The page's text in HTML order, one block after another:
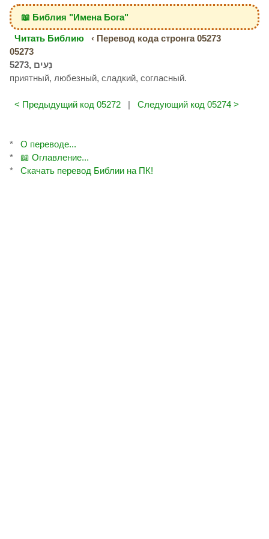
📖 Библия "Имена Бога"
Читать Библию
‹ Перевод кода стронга 05273
05273
приятный, любезный, сладкий, согласный.
< Предыдущий код 05272 | Следующий код 05274 >
*
О переводе...
*
📖 Оглавление...
*
Скачать перевод Библии на ПК!